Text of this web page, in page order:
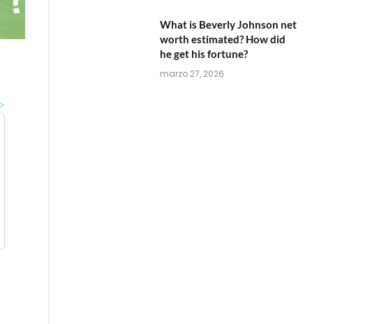
What is Beverly Johnson net
worth estimated? How did
he get his fortune?
marzo 27, 2026